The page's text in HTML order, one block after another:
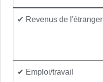
✔ Revenus de l'étranger
✔ Emploi/travail